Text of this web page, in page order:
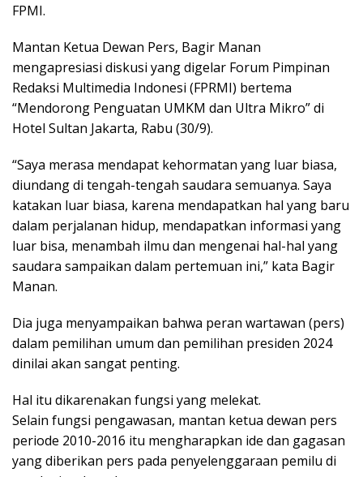
FPMI.
Mantan Ketua Dewan Pers, Bagir Manan
mengapresiasi diskusi yang digelar Forum Pimpinan
Redaksi Multimedia Indonesi (FPRMI) bertema
“Mendorong Penguatan UMKM dan Ultra Mikro” di
Hotel Sultan Jakarta, Rabu (30/9).
“Saya merasa mendapat kehormatan yang luar biasa,
diundang di tengah-tengah saudara semuanya. Saya
katakan luar biasa, karena mendapatkan hal yang baru
dalam perjalanan hidup, mendapatkan informasi yang
luar bisa, menambah ilmu dan mengenai hal-hal yang
saudara sampaikan dalam pertemuan ini,” kata Bagir
Manan.
Dia juga menyampaikan bahwa peran wartawan (pers)
dalam pemilihan umum dan pemilihan presiden 2024
dinilai akan sangat penting.
Hal itu dikarenakan fungsi yang melekat.
Selain fungsi pengawasan, mantan ketua dewan pers
periode 2010-2016 itu mengharapkan ide dan gagasan
yang diberikan pers pada penyelenggaraan pemilu di